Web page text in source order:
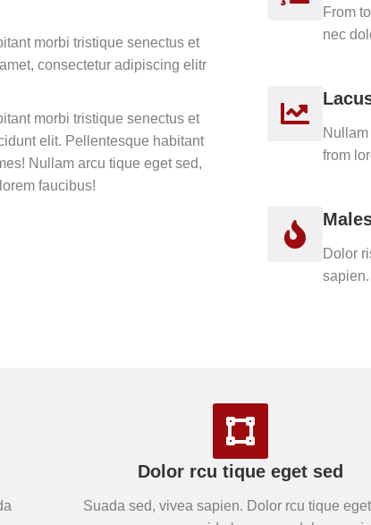
morbi tristique senectus et
consectetur adipiscing elitr
morbi tristique senectus et
elit. Pellentesque habitant
Nullam arcu tique eget sed,
faucibus!
From
nec
from
Dolor
sapien.
Dolor rcu tique eget sed
Suada sed, vivea sapien. Dolor rcu tique